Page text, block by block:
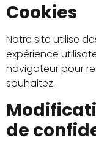
Cookies
Notre site utilise
expérience
navigateur pour
souhaitez.
de